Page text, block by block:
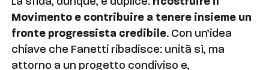
Movimento e contribuire a tenere insieme un
fronte progressista credibile. Con un’idea
chiave che Fanetti ribadisce: unità sì, ma
attorno a un progetto condiviso e,